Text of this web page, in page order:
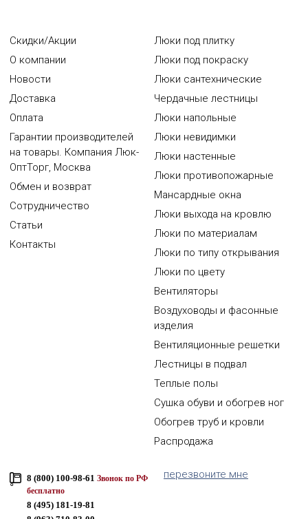
Скидки/Акции
О компании
Новости
Доставка
Оплата
Гарантии производителей
на товары. Компания Люк-
ОптТорг, Москва
Обмен и возврат
Сотрудничество
Статьи
Контакты
Люки под плитку
Люки под покраску
Люки сантехнические
Чердачные лестницы
Люки напольные
Люки невидимки
Люки настенные
Люки противопожарные
Мансардные окна
Люки выхода на кровлю
Люки по материалам
Люки по типу открывания
Люки по цвету
Вентиляторы
Воздуховоды и фасонные
изделия
Вентиляционные решетки
Лестницы в подвал
Теплые полы
Сушка обуви и обогрев ног
Обогрев труб и кровли
Распродажа
8 (800) 100-98-61 Звонок по РФ
бесплатно
8 (495) 181-19-81
перезвоните мне